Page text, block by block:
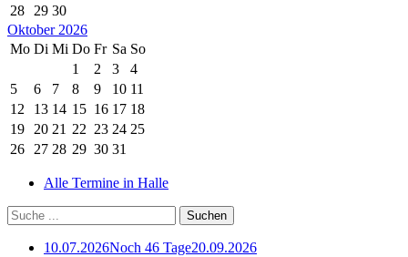
28 29 30
Oktober 2026
Mo Di Mi Do Fr Sa So
1
2 3
4
5
6 7 8 9 10 11
12
13 14 15 16 17 18
19 20 21 22 23 24 25
26 27 28 29 30 31
Alle Termine in Halle
10.07.2026Noch 46 Tage20.09.2026